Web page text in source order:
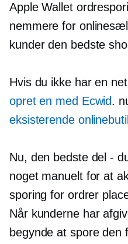
Apple Wallet
nemmere for
kunder den bedste
Hvis du ikke har en
opret en med Ecwid.
eksisterende
Nu, den bedste del -
noget manuelt for at
sporing for ordrer
Når kunderne har
begynde at spore den